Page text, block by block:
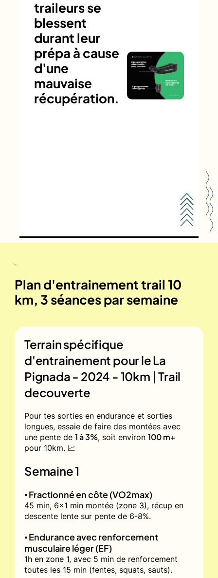
traileurs se
blessent
durant leur
prépa à cause
d'une
mauvaise
récupération.
Plan d'entrainement trail 10
km, 3 séances par semaine
Terrain spécifique
d'entrainement pour leLa
Pignada - 2024 - 10km | Trail
decouverte
Pour tes sorties en endurance et sorties
longues, essaie de faire des montées avec
une pente de 1 à 3%, soit environ 100 m+
pour 10km. 📈
Semaine 1
▪️ Fractionné en côte (VO2max)
45 min, 6x1 min montée (zone 3), récup en
descente lente sur pente de 6-8%.
▪️ Endurance avec renforcement
musculaire léger (EF)
1h en zone 1, avec 5 min de renforcement
toutes les 15 min (fentes, squats, sauts).